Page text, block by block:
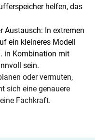
helfen, das
Austausch: In extremen
ein kleineres Modell
in Kombination mit
sein.
oder vermuten,
sich eine genauere
Fachkraft.